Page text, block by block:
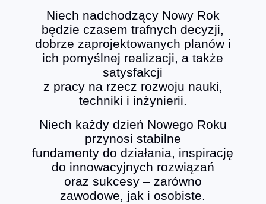
Niech nadchodzący Nowy Rok
będzie czasem trafnych decyzji,
dobrze zaprojektowanych planów i
ich pomyślnej realizacji, a także
satysfakcji
z pracy na rzecz rozwoju nauki,
techniki i inżynierii.
Niech każdy dzień Nowego Roku
przynosi stabilne
fundamenty do działania, inspirację
do innowacyjnych rozwiązań
oraz sukcesy – zarówno
zawodowe, jak i osobiste.